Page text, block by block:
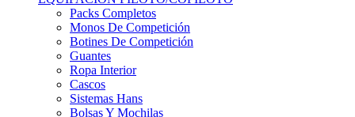
Packs Completos
Monos De Competición
Botines De Competición
Guantes
Ropa Interior
Cascos
Sistemas Hans
Bolsas Y Mochilas